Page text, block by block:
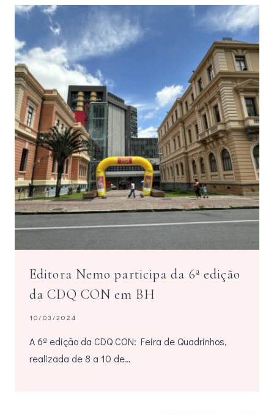
Editora Nemo participa da 6ª edição
da CDQ CON em BH
10/03/2024
A 6ª edição da CDQ CON: Feira de Quadrinhos,
realizada de 8 a 10 de…